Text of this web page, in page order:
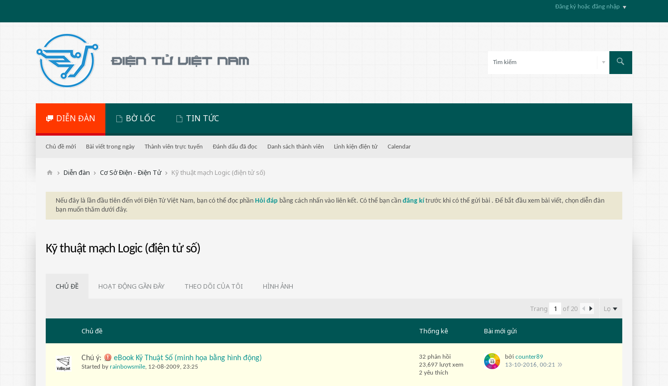
Đăng ký hoặc đăng nhập
DIỄN ĐÀN BỜ LỐC TIN TỨC
Chủ đề mới Bài viết trong ngày Thành viên trực tuyến Đánh dấu đã đọc Danh sách thành viên Linh kiện điện tử Calendar
Diễn đàn Cơ Sở Điện - Điện Tử Kỹ thuật mạch Logic (điện tử số)
Nếu đây là lần đầu tiên đến với Điện Tử Việt Nam, bạn có thể đọc phần Hỏi đáp bằng cách nhấn vào liên kết. Có thể bạn cần đăng kí trước khi có thể gửi bài . Để bắt đầu xem bài viết, chọn diễn đàn
bạn muốn thăm dưới đây.
Kỹ thuật mạch Logic (điện tử số)
CHỦ ĐỀ HOẠT ĐỘNG GẦN ĐÂY THEO DÕI CỦA TÔI HÌNH ẢNH
Trang of 20 Lọc
Chủ đề Thống kê Bài mới gửi
Chú ý: eBook Kỹ Thuật Số (minh họa bằng hình động)
Started by rainbowsmile, 12-08-2009, 23:25
32 phản hồi
23,697 lượt xem
2 yêu thích
bởi counter89
13-10-2016, 00:21